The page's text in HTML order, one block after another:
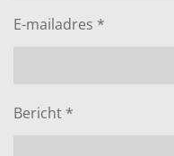
E-mailadres *
Bericht *